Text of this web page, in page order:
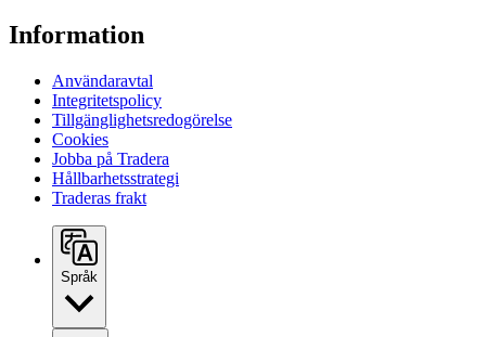
Information
Användaravtal
Integritetspolicy
Tillgänglighetsredogörelse
Cookies
Jobba på Tradera
Hållbarhetsstrategi
Traderas frakt
Språk